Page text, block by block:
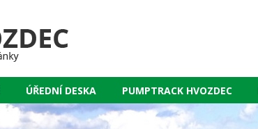
ÚŘEDNÍ DESKA PUMPTRACK HVOZDEC